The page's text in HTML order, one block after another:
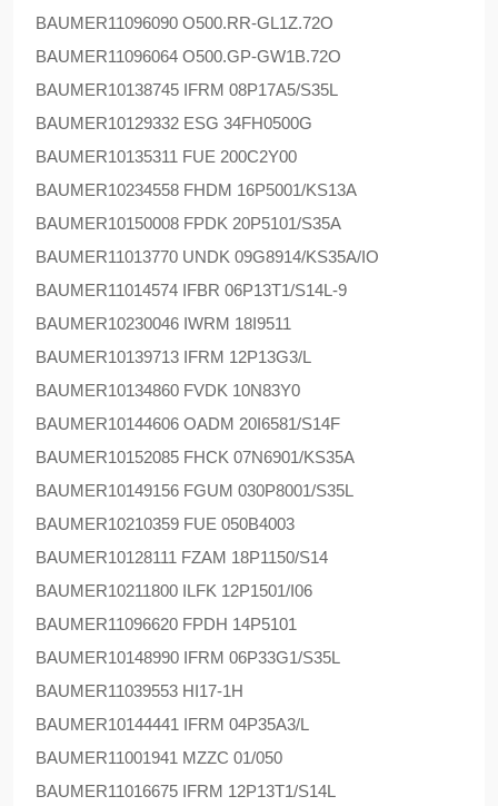
BAUMER11096090 O500.RR-GL1Z.72O
BAUMER11096064 O500.GP-GW1B.72O
BAUMER10138745 IFRM 08P17A5/S35L
BAUMER10129332 ESG 34FH0500G
BAUMER10135311 FUE 200C2Y00
BAUMER10234558 FHDM 16P5001/KS13A
BAUMER10150008 FPDK 20P5101/S35A
BAUMER11013770 UNDK 09G8914/KS35A/IO
BAUMER11014574 IFBR 06P13T1/S14L-9
BAUMER10230046 IWRM 18I9511
BAUMER10139713 IFRM 12P13G3/L
BAUMER10134860 FVDK 10N83Y0
BAUMER10144606 OADM 20I6581/S14F
BAUMER10152085 FHCK 07N6901/KS35A
BAUMER10149156 FGUM 030P8001/S35L
BAUMER10210359 FUE 050B4003
BAUMER10128111 FZAM 18P1150/S14
BAUMER10211800 ILFK 12P1501/I06
BAUMER11096620 FPDH 14P5101
BAUMER10148990 IFRM 06P33G1/S35L
BAUMER11039553 HI17-1H
BAUMER10144441 IFRM 04P35A3/L
BAUMER11001941 MZZC 01/050
BAUMER11016675 IFRM 12P13T1/S14L